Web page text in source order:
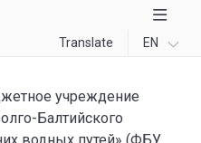
Translate EN
учреждение
Балтийского